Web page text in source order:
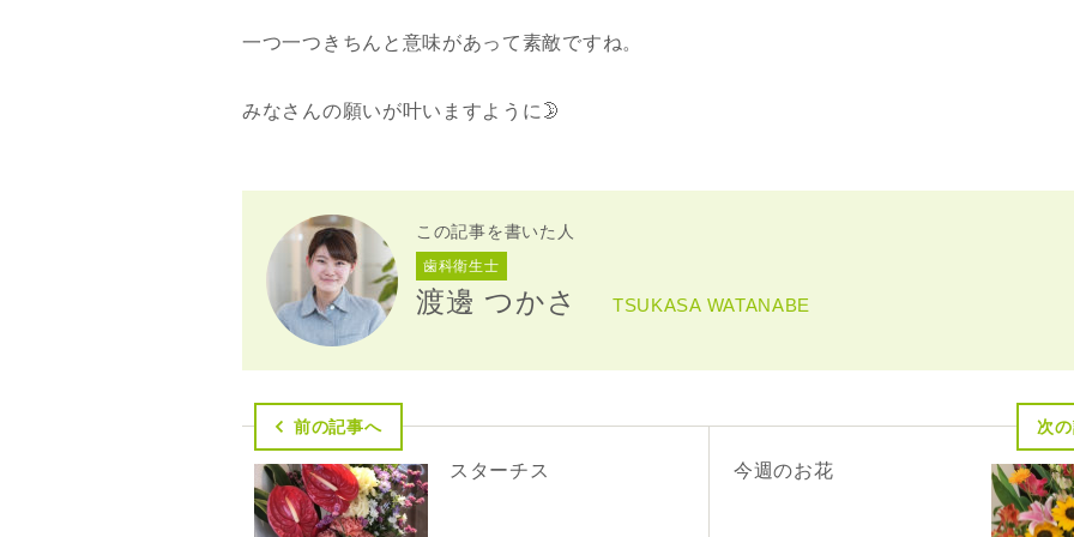
一つ一つきちんと意味があって素敵ですね。
みなさんの願いが叶いますように🌛
この記事を書いた人
歯科衛生士
渡邊 つかさ TSUKASA WATANABE
前の記事へ
スターチス
次
今週のお花